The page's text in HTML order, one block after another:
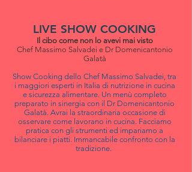
LIVE SHOW COOKING
Il cibo come non lo avevi mai visto
Chef Massimo Salvadei e Dr Domenicantonio
Galatà
Show Cooking dello Chef Massimo Salvadei, tra
i maggiori esperti in Italia di nutrizione in cucina
e sicurezza alimentare. Un menù completo
preparato in sinergia con il Dr Domenicantonio
Galatà. Avrai la straordinaria occasione di
osservare come lavorano in cucina. Facciamo
pratica con gli strumenti ed impariamo a
bilanciare i piatti. Immancabile confronto con la
tradizione.